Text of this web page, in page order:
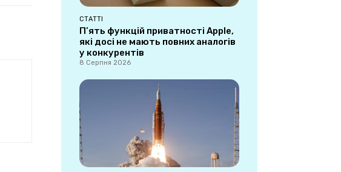
СТАТТІ
П’ять функцій приватності Apple,
які досі не мають повних аналогів
у конкурентів
8 Серпня 2026